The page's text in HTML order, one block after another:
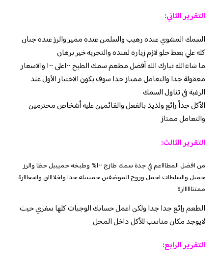
التقرير الثاني:
السمك المشوي عنده رهيب والسلمن عنده مميز والرز عنده جنان
كله علي بعظ حلو لازم زياره لعنده والتجربه خير برهان
ما شاءالله تبارك الله أفضل مطعم سمك الطبخ ١٠٠على ١٠٠ والاسعار
معقولة جدا والتعامل ممتاز جدا سوف يكون الاختيار الأول عند
الرغبة في تناول السمك
الأكل جداً رائع ولذيذ بالفعل والقائمين عليه أشخاص محترمين
والتعامل ممتاز
التقرير الثالث:
من افضل المطاااعم في جدة سمك طازج ١٠٠% وطبخه جميييل جظا والرز
جميل والسلطات اجمل وروح الموضفين جميييله جدا واخلااااق واسعااارة
ممتتاااااازة
الطعم رائع جدا جدا ولكن اعمل حسابك الوجبات كلها سفري حيث
لايوجد مكان مناسب للأكل داخل المحل
التقرير الرابع: